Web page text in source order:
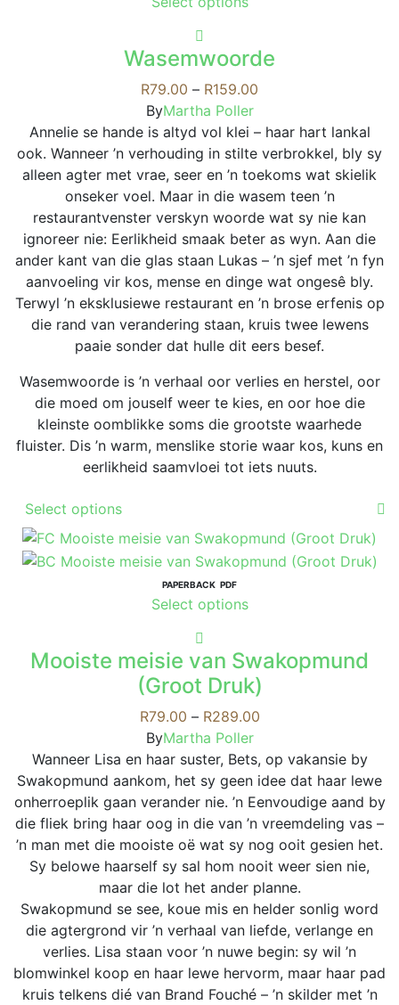
The
may
be
chosen
on
the
product
page
multiple
variants.
The
options
may
be
chosen
on
the
product
page
Wasemwoorde
R79.00 – R159.00
R79.00
through
R159.00
ByMartha Poller
Annelie se hande is altyd vol klei – haar hart lankal
ook. Wanneer ’n verhouding in stilte verbrokkel, bly sy
alleen agter met vrae, seer en ’n toekoms wat skielik
onseker voel. Maar in die wasem teen ’n
restaurantvenster verskyn woorde wat sy nie kan
ignoreer nie: Eerlikheid smaak beter as wyn. Aan die
ander kant van die glas staan Lukas – ’n sjef met ’n fyn
aanvoeling vir kos, mense en dinge wat ongesê bly.
Terwyl ’n eksklusiewe restaurant en ’n brose erfenis op
die rand van verandering staan, kruis twee lewens
paaie sonder dat hulle dit eers besef.
Wasemwoorde is ’n verhaal oor verlies en herstel, oor
die moed om jouself weer te kies, en oor hoe die
kleinste oomblikke soms die grootste waarhede
fluister. Dis ’n warm, menslike storie waar kos, kuns en
eerlikheid saamvloei tot iets nuuts.
Select options
has
multiple
variants.
The
may
be
chosen
on
the
product
page
PAPERBACK PDF
Select optionsThis
multiple
variants.
The
options
may
be
chosen
on
the
product
page
Mooiste meisie van Swakopmund
(Groot Druk)
R79.00 – R289.00Price
R79.00
through
R289.00
ByMartha Poller
Wanneer Lisa en haar suster, Bets, op vakansie by
Swakopmund aankom, het sy geen idee dat haar lewe
onherroeplik gaan verander nie. ’n Eenvoudige aand by
die fliek bring haar oog in die van ’n vreemdeling vas –
’n man met die mooiste oë wat sy nog ooit gesien het.
Sy belowe haarself sy sal hom nooit weer sien nie,
maar die lot het ander planne.
Swakopmund se see, koue mis en helder sonlig word
die agtergrond vir ’n verhaal van liefde, verlange en
verlies. Lisa staan voor ’n nuwe begin: sy wil ’n
blomwinkel koop en haar lewe hervorm, maar haar pad
kruis telkens dié van Brand Fouché – ’n skilder met ’n